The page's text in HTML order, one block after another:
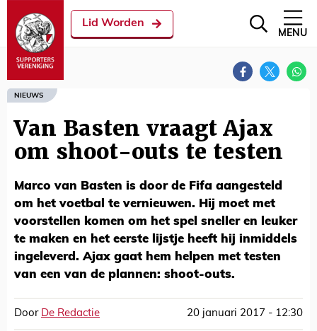
Lid Worden
MENU
NIEUWS
Van Basten vraagt Ajax
om shoot-outs te testen
Marco van Basten is door de Fifa aangesteld
om het voetbal te vernieuwen. Hij moet met
voorstellen komen om het spel sneller en leuker
te maken en het eerste lijstje heeft hij inmiddels
ingeleverd. Ajax gaat hem helpen met testen
van een van de plannen: shoot-outs.
Door De Redactie 20 januari 2017 - 12:30